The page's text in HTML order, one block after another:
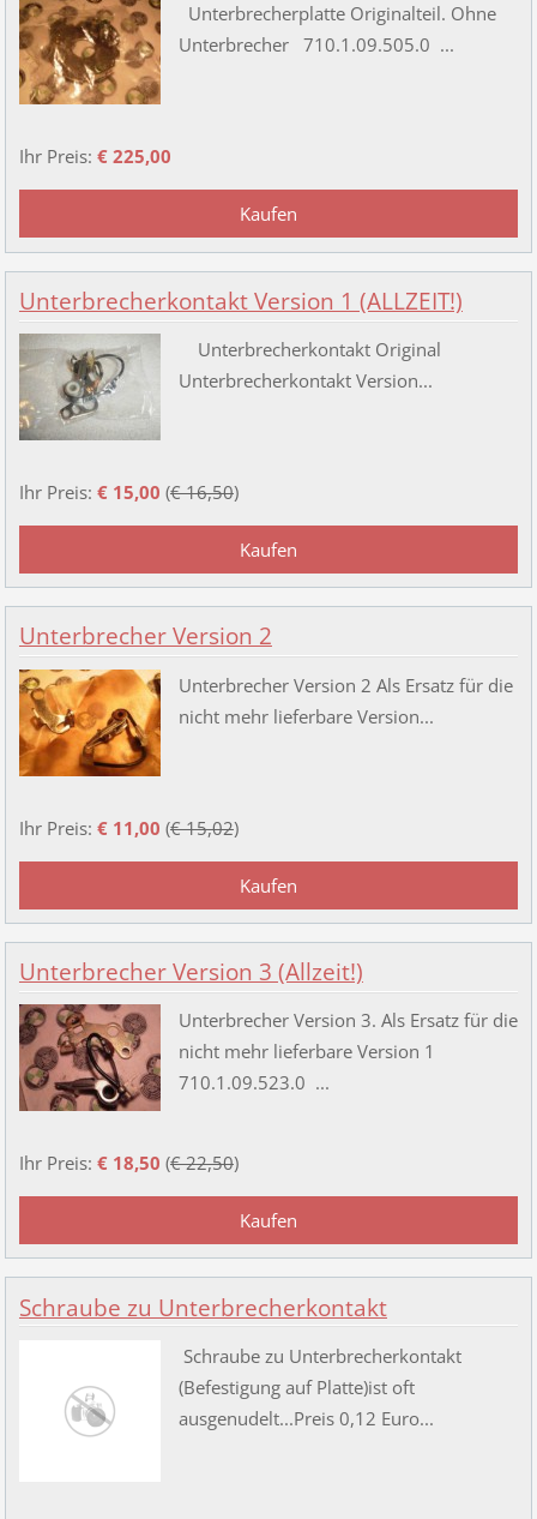
Unterbrecherplatte Originalteil. Ohne
Unterbrecher 710.1.09.505.0 ...
Ihr Preis: € 225,00
Unterbrecherkontakt Version 1 (ALLZEIT!)
Unterbrecherkontakt Original
Unterbrecherkontakt Version...
Ihr Preis: € 15,00 (€ 16,50)
Unterbrecher Version 2
Unterbrecher Version 2 Als Ersatz für die
nicht mehr lieferbare Version...
Ihr Preis: € 11,00 (€ 15,02)
Unterbrecher Version 3 (Allzeit!)
Unterbrecher Version 3. Als Ersatz für die
nicht mehr lieferbare Version 1
710.1.09.523.0 ...
Ihr Preis: € 18,50 (€ 22,50)
Schraube zu Unterbrecherkontakt
Schraube zu Unterbrecherkontakt
(Befestigung auf Platte)ist oft
ausgenudelt...Preis 0,12 Euro...